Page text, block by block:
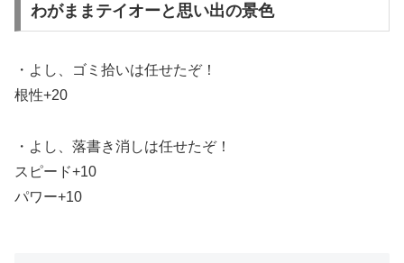
わがままテイオーと思い出の景色
・よし、ゴミ拾いは任せたぞ！
根性+20
・よし、落書き消しは任せたぞ！
スピード+10
パワー+10